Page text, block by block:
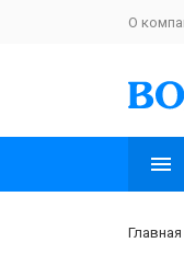
О
Главная